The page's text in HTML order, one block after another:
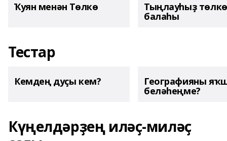
Ҡуян менән Төлкө Тыңлауһыҙ төлкө
балаһы
Тестар
Кемдең дуҫы кем? Географияны
беләһеңме?
Күңелдәрҙең иләҫ-миләҫ